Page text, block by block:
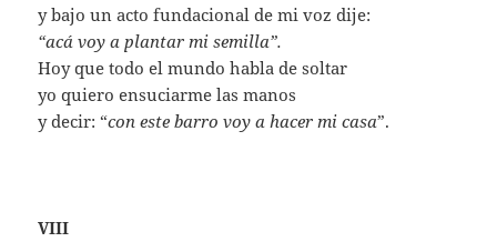
y bajo un acto fundacional de mi voz dije:
“acá voy a plantar mi semilla”.
Hoy que todo el mundo habla de soltar
yo quiero ensuciarme las manos
y decir: “con este barro voy a hacer mi casa”.
VIII